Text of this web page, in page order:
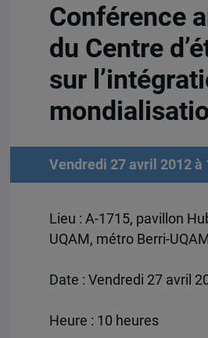
Conférence
du Centre
sur
Vendredi 27 avril 2012 à
Lieu : A-1715, pavillon
UQAM, métro Berri-UQAM
Date : Vendredi 27 avril
Heure : 10 heures